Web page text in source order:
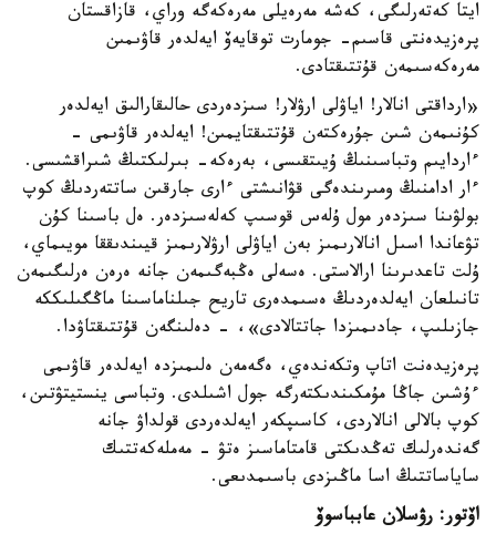
ايتا كەتەرلىگى، كەشە مەرەيلى مەرەكەگە وراي، قازاقستان
پرەزيدەنتى قاسىم- جومارت توقايەۆ ايەلدەر قاۋىمىن
مەرەكەسىمەن قۇتتىقتادى.
«ارداقتى انالار! اياۋلى ارۋلار! سىزدەردى حالىقارالىق ايەلدەر
كۇنىمەن شىن جۇرەكتەن قۇتتىقتايمىن! ايەلدەر قاۋىمى -
ءاردايىم وتباسىنىڭ ۇيىتقىسى، بەرەكە- بىرلىكتىڭ شىراقشىسى.
ءار ادامنىڭ ومىرىندەگى قۋانىشتى ءارى جارقىن ساتتەردىڭ كوپ
بولۋىنا سىزدەر مول ۇلەس قوسىپ كەلەسىزدەر. ەل باسىنا كۇن
تۋعاندا اسىل انالارىمىز بەن اياۋلى ارۋلارىمىز قيىندىققا مويىماي،
ۇلت تاعدىرىنا ارالاستى. ەسەلى ەڭبەگىمەن جانە ەرەن ەرلىگىمەن
تانىلعان ايەلدەردىڭ ەسىمدەرى تاريح جىلناماسىنا ماڭگىلىككە
جازىلىپ، جادىمىزدا جاتتالادى»، - دەلىنگەن قۇتتىقتاۋدا.
پرەزيدەنت اتاپ وتكەندەي، ەگەمەن ەلىمىزدە ايەلدەر قاۋىمى
ءۇشىن جاڭا مۇمكىندىكتەرگە جول اشىلدى. وتباسى ينستيتۋتىن،
كوپ بالالى انالاردى، كاسىپكەر ايەلدەردى قولداۋ جانە
گەندەرلىك تەڭدىكتى قامتاماسىز ەتۋ - مەملەكەتتىك
ساياساتتىڭ اسا ماڭىزدى باسىمدىعى.
اۆتور: رۋسلان عابباسوۆ